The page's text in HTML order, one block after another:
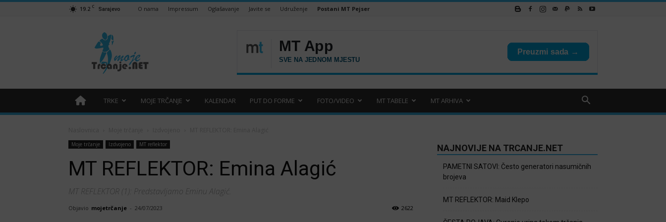
19.2 C Sarajevo O nama Impressum Oglašavanje Javite se Udruženje Postani MT Pejser
Moje
trčanje
trcanje.net
TRKE MOJE TRČANJE KALENDAR PUT DO FORME FOTO/VIDEO MT TABELE MT ARHIVA
Moje trčanje Izdvojeno MT reflektor
MT REFLEKTOR: Emina Alagić
MT REFLEKTOR (1): Predstavljamo Eminu Alagić.
Objavio mojetrčanje - 24/07/2023 2622
NAJNOVIJE NA TRCANJE.NET
PAMETNI SATOVI: Često generatori nasumičnih
brojeva
MT REFLEKTOR: Maid Klepo